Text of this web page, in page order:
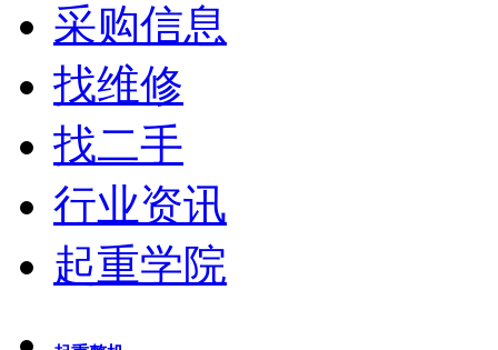
采购信息
找维修
找二手
行业资讯
起重学院